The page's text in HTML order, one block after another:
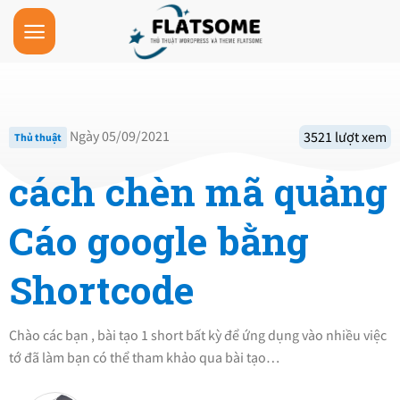
Skip
content
Thủ thuật Ngày 05/09/2021 3521 lượt xem
cách chèn mã quảng
Cáo google bằng
Shortcode
Chào các bạn , bài tạo 1 short bất kỳ để ứng dụng vào nhiều việc
tớ đã làm bạn có thể tham khảo qua bài tạo…